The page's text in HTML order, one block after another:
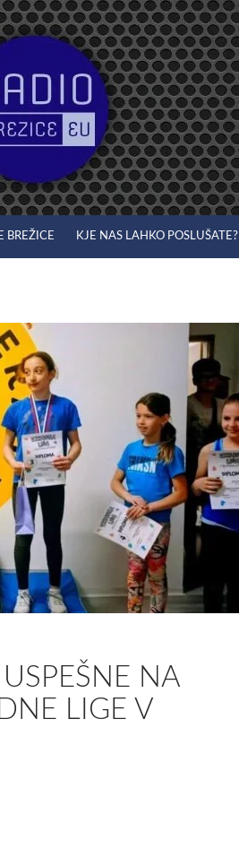
BREŽICE KJE NAS LAHKO POSLUŠATE?
NA
LIGE V